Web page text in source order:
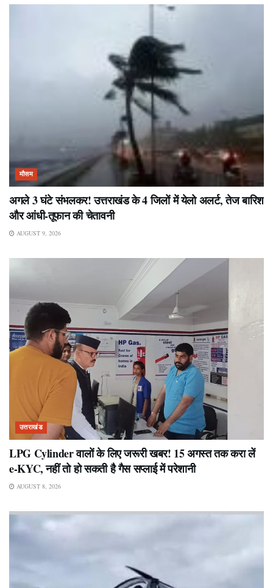
मौसम
अगले 3 घंटे संभलकर! उत्तराखंड के 4 जिलों में येलो अलर्ट, तेज बारिश
और आंधी-तूफान की चेतावनी
AUGUST 9, 2026
उत्तराखंड
LPG Cylinder वालों के लिए जरूरी खबर! 15 अगस्त तक करा लें
e-KYC, नहीं तो हो सकती है गैस सप्लाई में परेशानी
AUGUST 8, 2026